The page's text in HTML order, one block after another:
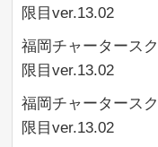
福岡チャータースク
http://youtu.be/
福岡チャータースク
http://youtu.be/
福岡チャータースク
限目ver.13.02
福岡チャータース
限目ver.13.02
福岡チャータース
限目ver.13.02